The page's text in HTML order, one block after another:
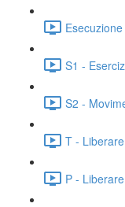
S1 -
S2 -
T -
P -